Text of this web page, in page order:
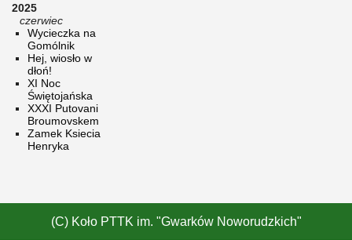
2025
czerwiec
Wycieczka na
Gomólnik
Hej, wiosło w
dłoń!
XI Noc
Świętojańska
XXXI Putovani
Broumovskem
Zamek Ksiecia
Henryka
(C) Koło PTTK im. "Gwarków Noworudzkich"